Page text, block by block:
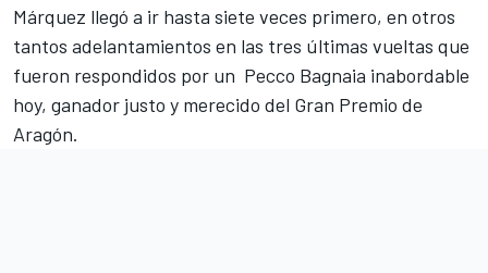
Márquez llegó a ir hasta siete veces primero, en otros
tantos adelantamientos en las tres últimas vueltas que
fueron respondidos por un Pecco Bagnaia inabordable
hoy, ganador justo y merecido del Gran Premio de
Aragón.